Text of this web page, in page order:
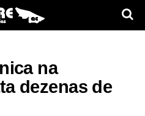
na
dezenas de